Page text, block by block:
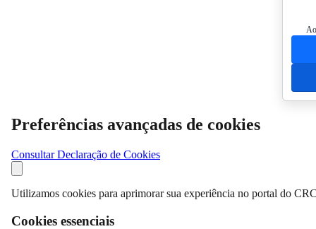
Preferências avançadas de cookies
Consultar Declaração de Cookies
Utilizamos cookies para aprimorar sua experiência no portal do
Cookies essenciais